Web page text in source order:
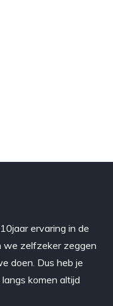
ervaring in de
we zelfzeker zeggen
doen. Dus heb je
komen altijd